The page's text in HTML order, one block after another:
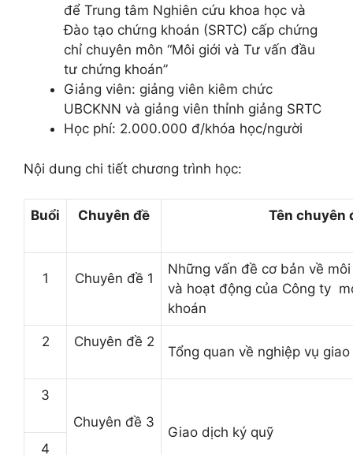
để Trung tâm Nghiên cứu khoa học và
Đào tạo chứng khoán (SRTC) cấp chứng
chỉ chuyên môn “Môi giới và Tư vấn đầu
tư chứng khoán”
Giảng viên: giảng viên kiêm chức
UBCKNN và giảng viên thỉnh giảng SRTC
Học phí: 2.000.000 đ/khóa học/người
Nội dung chi tiết chương trình học:
Buổi Chuyên đề Tên chuyên
1 Chuyên đề 1
Những vấn đề cơ bản về
và hoạt động của Công ty
khoán
2 Chuyên đề 2
Tổng quan về nghiệp vụ
3
Chuyên đề 3
Giao dịch ký quỹ
4